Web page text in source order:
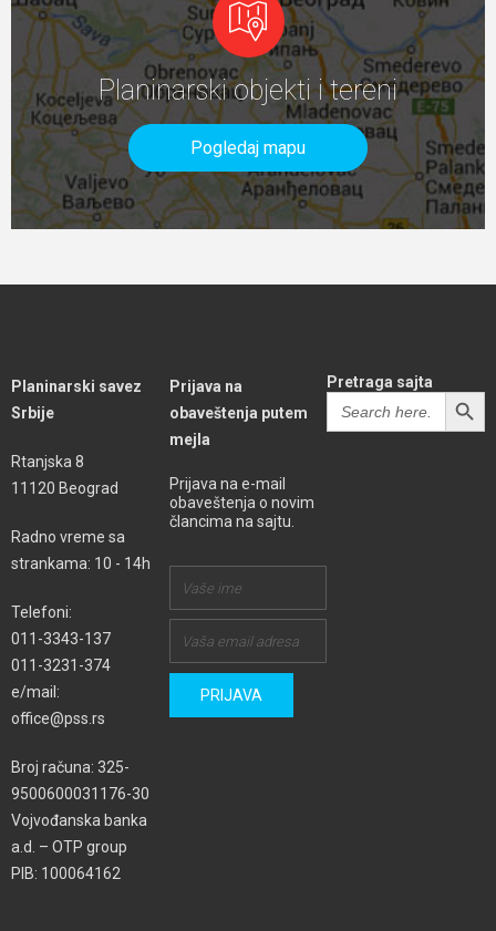
Planinarski objekti i tereni
Pogledaj mapu
Planinarski savez
Srbije
Rtanjska 8
11120 Beograd
Radno vreme sa
strankama: 10 - 14h
Telefoni:
011-3343-137
011-3231-374
e/mail:
office@pss.rs
Broj računa: 325-
9500600031176-30
Vojvođanska banka
a.d. – OTP group
PIB: 100064162
Prijava na
obaveštenja putem
mejla
Prijava na e-mail
obaveštenja o novim
člancima na sajtu.
Pretraga sajta
Search
for:
SEARCH